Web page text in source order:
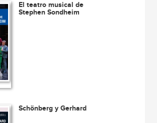
El teatro musical de
Stephen Sondheim
Schönberg y Gerhard